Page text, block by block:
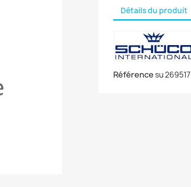
Détails du produit
Référencesu 269517